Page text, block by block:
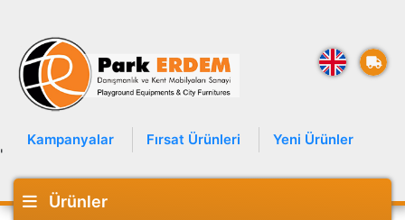
Kampanyalar Fırsat Ürünleri Yeni Ürünler
'
Ürünler